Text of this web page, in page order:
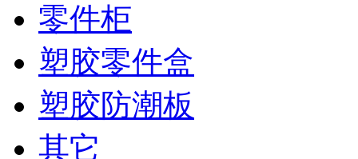
零件柜
塑胶零件盒
塑胶防潮板
其它